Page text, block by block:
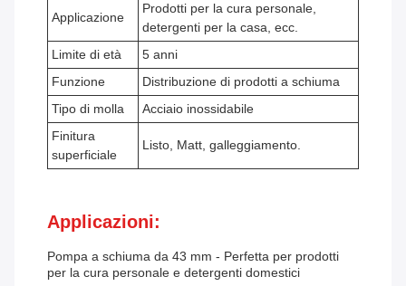
Applicazione
Prodotti per la cura personale,
detergenti per la casa, ecc.
Limite di età
5 anni
Funzione
Distribuzione di prodotti a schiuma
Tipo di molla
Acciaio inossidabile
Finitura
superficiale
Listo, Matt, galleggiamento.
Applicazioni:
Pompa a schiuma da 43 mm - Perfetta per prodotti
per la cura personale e detergenti domestici